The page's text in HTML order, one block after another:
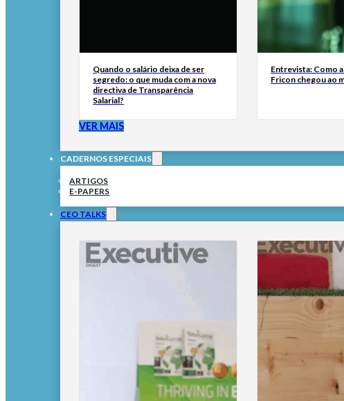
Quando o salário deixa de ser
segredo: o que muda com a nova
directiva de Transparência
Salarial?
Entrevista: Como
Fricon chegou ao
VER MAIS
CADERNOS ESPECIAIS
ARTIGOS
E-PAPERS
CEO TALKS